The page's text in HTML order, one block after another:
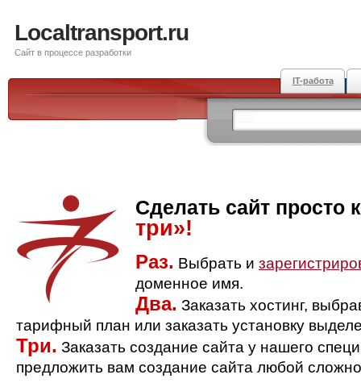
Localtransport.ru
Сайт в процессе разработки
IT-работа
Сделать сайт просто
три»!
Раз. Выбрать и
доменное имя.
Два. Заказать хостинг,
тарифный план или заказать установку
Три. Заказать создание сайта у нашего
предложить вам создание сайта любой